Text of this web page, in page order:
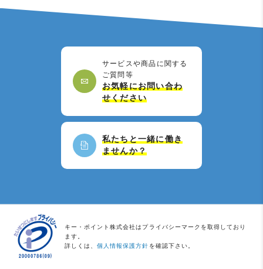
サービスや商品に関する
ご質問等
お気軽にお問い合わ
せください
私たちと一緒に働き
ませんか？
キー・ポイント株式会社はプライバシーマークを取得しており
ます。
詳しくは、個人情報保護方針 を確認下さい。